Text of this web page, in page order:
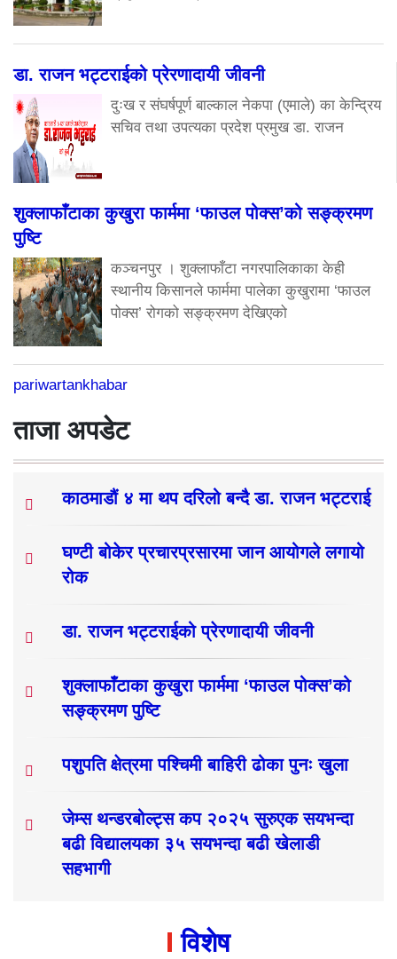
डा. राजन भट्टराईको प्रेरणादायी जीवनी
दुःख र संघर्षपूर्ण बाल्काल नेकपा (एमाले) का केन्द्रिय
सचिव तथा उपत्यका प्रदेश प्रमुख डा. राजन
शुक्लाफाँटाका कुखुरा फार्ममा ‘फाउल पोक्स’को सङ्क्रमण
पुष्टि
कञ्चनपुर । शुक्लाफाँटा नगरपालिकाका केही
स्थानीय किसानले फार्ममा पालेका कुखुरामा ‘फाउल
पोक्स’ रोगको सङ्क्रमण देखिएको
pariwartankhabar
ताजा अपडेट
काठमाडौं ४ मा थप दरिलो बन्दै डा. राजन भट्टराई
घण्टी बोकेर प्रचारप्रसारमा जान आयोगले लगायो
रोक
डा. राजन भट्टराईको प्रेरणादायी जीवनी
शुक्लाफाँटाका कुखुरा फार्ममा ‘फाउल पोक्स’को
सङ्क्रमण पुष्टि
पशुपति क्षेत्रमा पश्चिमी बाहिरी ढोका पुनः खुला
जेम्स थन्डरबोल्ट्स कप २०२५ सुरुएक सयभन्दा
बढी विद्यालयका ३५ सयभन्दा बढी खेलाडी
सहभागी
विशेष